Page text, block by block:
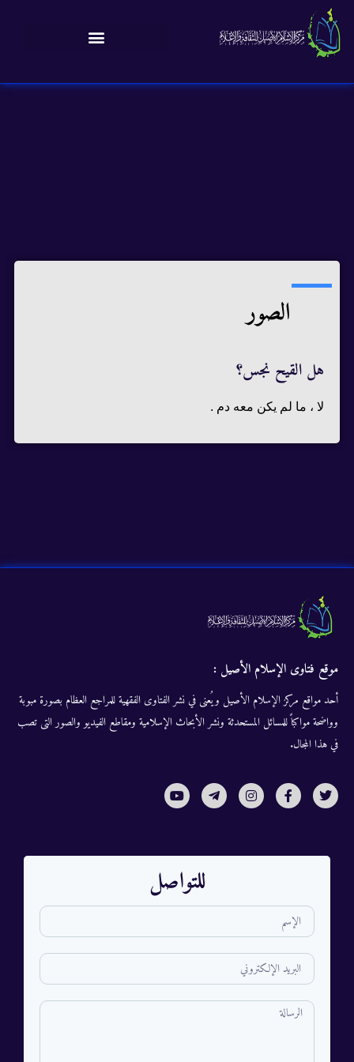
الصور
هل القيح نجس؟
لا ، ما لم يكن معه دم .
موقع فتاوى الإسلام الأصيل :
أحد مواقع مركز الإسلام الأصيل ويُعنى في نشر الفتاوى الفقهية للمراجع العظام بصورة مبوبة
وواضحة مواكباً للمسائل المستحدثة ونشر الأبحاث الإسلامية ومقاطع الفيديو والصور التى تصب
في هذا المجال.
للتواصل